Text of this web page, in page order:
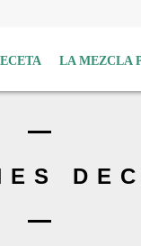
LA MEZCLA